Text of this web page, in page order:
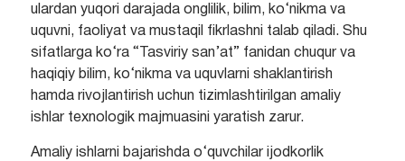
ulаrdan yuqori darajada onglilik, bilim, ko‘nikma va
uquvni, faoliyat va mustaqil fikrlashni talab qiladi. Shu
sifatlarga ko‘ra “Tasviriy san’at” fanidan chuqur va
haqiqiy bilim, ko‘nikma va uquvlarni shaklantirish
hamda rivojlantirish uchun tizimlashtirilgan amaliy
ishlar teхnologik majmuasini yaratish zarur.
Amaliy ishlarni bajarishda o‘quvchilar ijodkorlik